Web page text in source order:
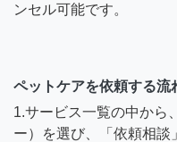
ンセル可能です。
ペットケアを依頼する流
1.サービス一覧の中から
ー）を選び、「依頼相